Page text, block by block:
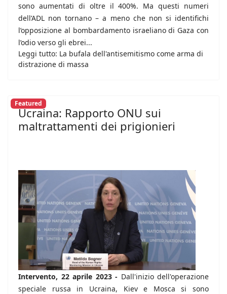
sono aumentati di oltre il 400%. Ma questi numeri
dell’ADL non tornano – a meno che non si identifichi
l’opposizione al bombardamento israeliano di Gaza con
l’odio verso gli ebrei...
Leggi tutto: La bufala dell'antisemitismo come arma di
distrazione di massa
Featured
Ucraina: Rapporto ONU sui
maltrattamenti dei prigionieri
Intervento, 22 aprile 2023 - Dall'inizio dell'operazione
speciale russa in Ucraina, Kiev e Mosca si sono